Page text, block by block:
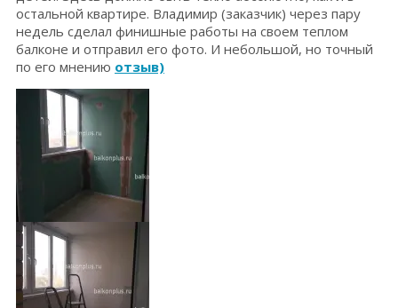
остальной квартире. Владимир (заказчик) через пару
недель сделал финишные работы на своем теплом
балконе и отправил его фото. И небольшой, но точный
по его мнению отзыв)
IMG_2019-09-
26_120207